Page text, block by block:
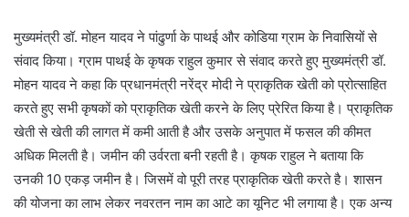
मुख्यमंत्री डॉ. मोहन यादव ने पांढुर्णा के पाथई और कोडिया ग्राम के निवासियों से
संवाद किया। ग्राम पाथई के कृषक राहुल कुमार से संवाद करते हुए मुख्यमंत्री डॉ.
मोहन यादव ने कहा कि प्रधानमंत्री नरेंद्र मोदी ने प्राकृतिक खेती को प्रोत्साहित
करते हुए सभी कृषकों को प्राकृतिक खेती करने के लिए प्रेरित किया है। प्राकृतिक
खेती से खेती की लागत में कमी आती है और उसके अनुपात में फसल की कीमत
अधिक मिलती है। जमीन की उर्वरता बनी रहती है। कृषक राहुल ने बताया कि
उनकी 10 एकड़ जमीन है। जिसमें वो पूरी तरह प्राकृतिक खेती करते है। शासन
की योजना का लाभ लेकर नवरतन नाम का आटे का यूनिट भी लगाया है। एक अन्य